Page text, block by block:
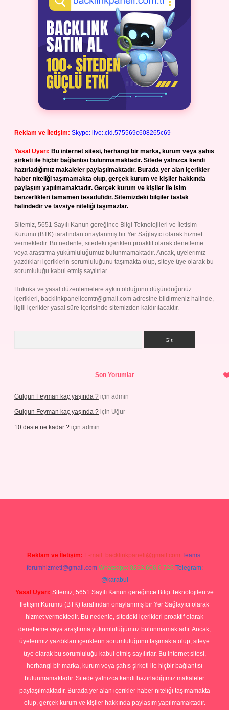
Reklam ve İletişim: Skype: live:.cid.575569c608265c69
Yasal Uyarı: Bu internet sitesi, herhangi bir marka, kurum veya şahıs
şirketi ile hiçbir bağlantısı bulunmamaktadır. Sitede yalnızca kendi
hazırladığımız makaleler paylaşılmaktadır. Burada yer alan içerikler
haber niteliği taşımamakta olup, gerçek kurum ve kişiler hakkında
paylaşım yapılmamaktadır. Gerçek kurum ve kişiler ile isim
benzerlikleri tamamen tesadüfidir. Sitemizdeki bilgiler taslak
halindedir ve tavsiye niteliği taşımazlar.
Sitemiz, 5651 Sayılı Kanun gereğince Bilgi Teknolojileri ve İletişim
Kurumu (BTK) tarafından onaylanmış bir Yer Sağlayıcı olarak hizmet
vermektedir. Bu nedenle, sitedeki içerikleri proaktif olarak denetleme
veya araştırma yükümlülüğümüz bulunmamaktadır. Ancak, üyelerimiz
yazdıkları içeriklerin sorumluluğunu taşımakta olup, siteye üye olarak bu
sorumluluğu kabul etmiş sayılırlar.
Hukuka ve yasal düzenlemelere aykırı olduğunu düşündüğünüz
içerikleri, backlinkpanelicomtr@gmail.com adresine bildirmeniz halinde,
ilgili içerikler yasal süre içerisinde sitemizden kaldırılacaktır.
Son Yorumlar
Gulgun Feyman kaç yaşında ? için admin
Gulgun Feyman kaç yaşında ? için Uğur
10 deste ne kadar ? için admin
Reklam ve İletişim: E-mail: backlinkpaneli@gmail.com Teams:
forumhizmeti@gmail.com Whatsapp: 0262 606 0 726 Telegram:
@karabul
Yasal Uyarı: Sitemiz, 5651 Sayılı Kanun gereğince Bilgi Teknolojileri ve
İletişim Kurumu (BTK) tarafından onaylanmış bir Yer Sağlayıcı olarak
hizmet vermektedir. Bu nedenle, sitedeki içerikleri proaktif olarak
denetleme veya araştırma yükümlülüğümüz bulunmamaktadır. Ancak,
üyelerimiz yazdıkları içeriklerin sorumluluğunu taşımakta olup, siteye
üye olarak bu sorumluluğu kabul etmiş sayılırlar. Bu internet sitesi,
herhangi bir marka, kurum veya şahıs şirketi ile hiçbir bağlantısı
bulunmamaktadır. Sitede yalnızca kendi hazırladığımız makaleler
paylaşılmaktadır. Burada yer alan içerikler haber niteliği taşımamakta
olup, gerçek kurum ve kişiler hakkında paylaşım yapılmamaktadır.